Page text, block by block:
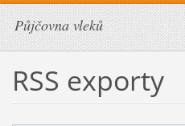
Půjčovna vleků
RSS exporty